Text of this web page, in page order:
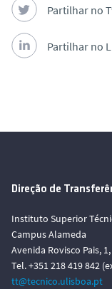
Partilhar no
Partilhar no
Direção de
Instituto Superior
Campus Alameda
Avenida Rovisco Pais,
Tel. +351 218 419 842
tt@tecnico.ulisboa.pt